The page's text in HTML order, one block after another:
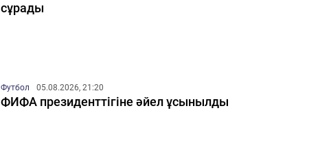
сұрады
Футбол 05.08.2026, 21:20
ФИФА президенттігіне әйел ұсынылды